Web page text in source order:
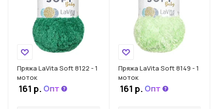
Пряжа LaVita Soft 8122 - 1
моток
161 р. Опт
Пряжа LaVita Soft 8149 - 1
моток
161 р. Опт